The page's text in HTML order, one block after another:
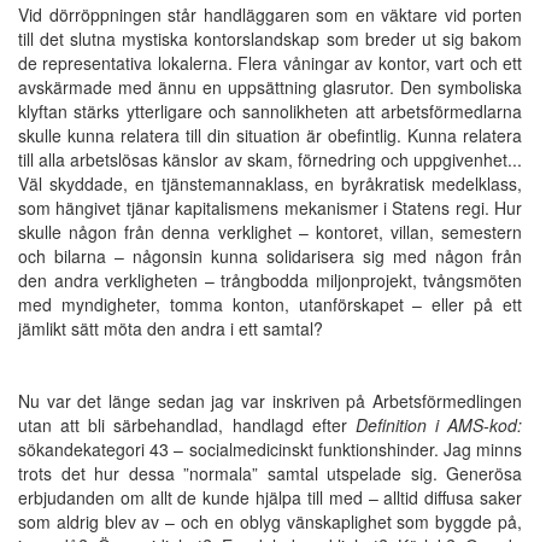
Vid dörröppningen står handläggaren som en väktare vid porten
till det slutna mystiska kontorslandskap som breder ut sig bakom
de representativa lokalerna. Flera våningar av kontor, vart och ett
avskärmade med ännu en uppsättning glasrutor. Den symboliska
klyftan stärks ytterligare och sannolikheten att arbetsförmedlarna
skulle kunna relatera till din situation är obefintlig. Kunna relatera
till alla arbetslösas känslor av skam, förnedring och uppgivenhet...
Väl skyddade, en tjänstemannaklass, en byråkratisk medelklass,
som hängivet tjänar kapitalismens mekanismer i Statens regi. Hur
skulle någon från denna verklighet – kontoret, villan, semestern
och bilarna – någonsin kunna solidarisera sig med någon från
den andra verkligheten – trångbodda miljonprojekt, tvångsmöten
med myndigheter, tomma konton, utanförskapet – eller på ett
jämlikt sätt möta den andra i ett samtal?
Nu var det länge sedan jag var inskriven på Arbetsförmedlingen
utan att bli särbehandlad, handlagd efter Definition i AMS-kod:
sökandekategori 43 – socialmedicinskt funktionshinder. Jag minns
trots det hur dessa ”normala” samtal utspelade sig. Generösa
erbjudanden om allt de kunde hjälpa till med – alltid diffusa saker
som aldrig blev av – och en oblyg vänskaplighet som byggde på,